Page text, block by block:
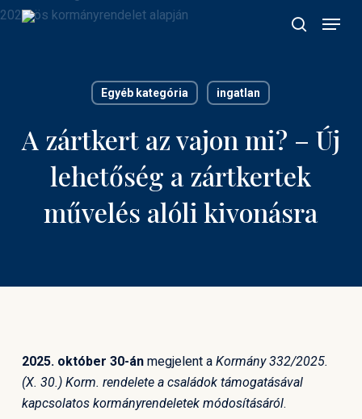
Skip
search
Menu
Egyéb kategória ingatlan
A zártkert az vajon mi? – Új
lehetőség a zártkertek
művelés alóli kivonásra
2025. október 30-ánmegjelent a Kormány 332/2025.
(X. 30.) Korm. rendelete a családok támogatásával
kapcsolatos kormányrendeletek módosításáról.